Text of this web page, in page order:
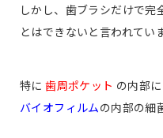
しかし、歯ブラシだけで完
とはできないと言われてい
特に歯周ポケット の内部
バイオフィルムの内部の細